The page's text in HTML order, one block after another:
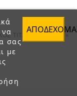
να
σας
με
ΤΙΤΛΟΣ «PET FAN»